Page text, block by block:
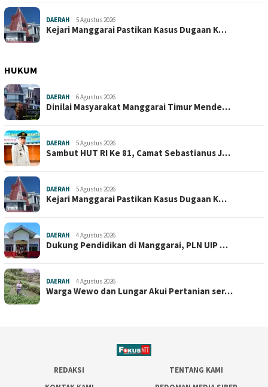
DAERAH 5 Agustus 2026
Kejari Manggarai Pastikan Kasus Dugaan K…
HUKUM
DAERAH 6 Agustus 2026
Dinilai Masyarakat Manggarai Timur Mende…
DAERAH 5 Agustus 2026
Sambut HUT RI Ke 81, Camat Sebastianus J…
DAERAH 5 Agustus 2026
Kejari Manggarai Pastikan Kasus Dugaan K…
DAERAH 4 Agustus 2026
Dukung Pendidikan di Manggarai, PLN UIP …
DAERAH 4 Agustus 2026
Warga Wewo dan Lungar Akui Pertanian ser…
REDAKSI
TENTANG KAMI